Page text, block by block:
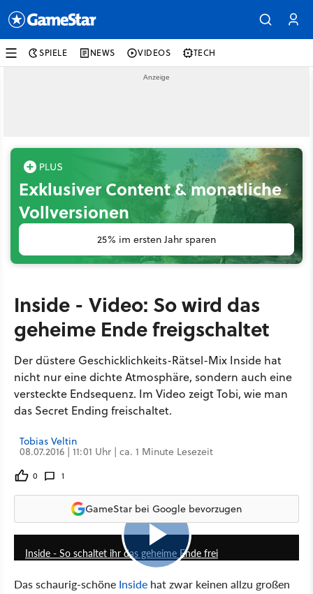
SPIELE NEWS VIDEOS TECH
Exklusiver Content & monatliche
Vollversionen
25% im ersten Jahr sparen
Inside - Video: So wird das
geheime Ende freigschaltet
Der düstere Geschicklichkeits-Rätsel-Mix Inside hat
nicht nur eine dichte Atmosphäre, sondern auch eine
versteckte Endsequenz. Im Video zeigt Tobi, wie man
das Secret Ending freischaltet.
Tobias Veltin
08.07.2016 | 11:01 Uhr | ca. 1 Minute Lesezeit
0 1
GameStar bei Google bevorzugen
3:34
Inside - So schaltet ihr das geheime Ende frei
Das schaurig-schöne Inside hat zwar keinen allzu großen